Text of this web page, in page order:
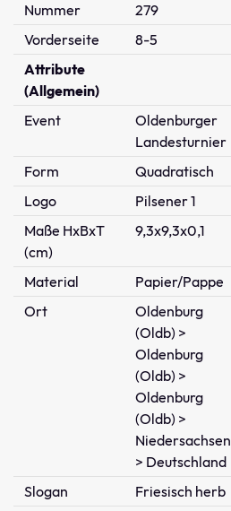
Nummer
279
Vorderseite
8-5
Attribute
(Allgemein)
Event
Oldenburger
Landesturnier
Form
Quadratisch
Logo
Pilsener 1
Maße HxBxT
(cm)
9,3x9,3x0,1
Material
Papier/Pappe
Ort
Oldenburg
(Oldb) >
Oldenburg
(Oldb) >
Oldenburg
(Oldb) >
Niedersachsen
> Deutschland
Slogan
Friesisch herb